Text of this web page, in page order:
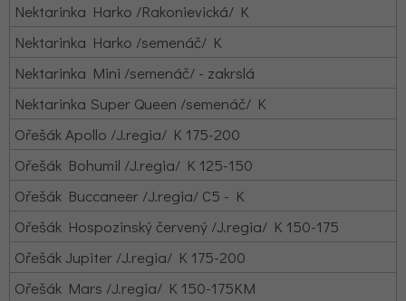
Nektarinka Harko /Rakonievická/ K
Nektarinka Harko /semenáč/ K
Nektarinka Mini /semenáč/ - zakrslá
Nektarinka Super Queen /semenáč/ K
Ořešák Apollo /J.regia/ K 175-200
Ořešák Bohumil /J.regia/ K 125-150
Ořešák Buccaneer /J.regia/ C5 - K
Ořešák Hospozinský červený /J.regia/ K 150-175
Ořešák Jupiter /J.regia/ K 175-200
Ořešák Mars /J.regia/ K 150-175KM